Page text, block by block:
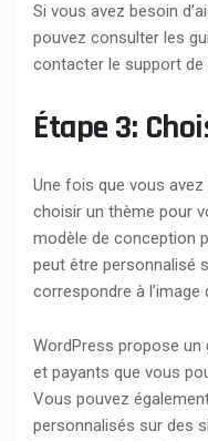
Si vous avez besoin
pouvez consulter les
contacter le support de
Étape 3:
Une fois que vous
choisir un thème pour
modèle de conception
peut être personnalisé
correspondre à l’image
WordPress propose
et payants que vous
Vous pouvez
personnalisés sur des